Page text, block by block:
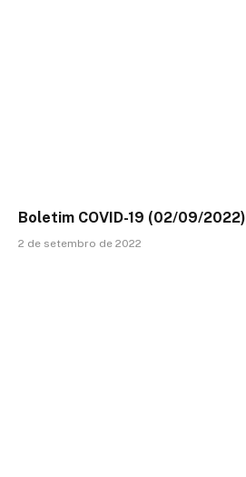
Boletim COVID-19 (02/09/2022)
2 de setembro de 2022